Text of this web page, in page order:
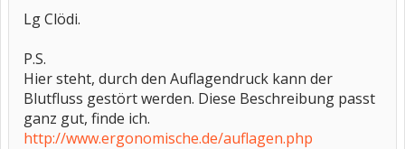
Lg Clödi.
P.S.
Hier steht, durch den Auflagendruck kann der
Blutfluss gestört werden. Diese Beschreibung passt
ganz gut, finde ich.
http://www.ergonomische.de/auflagen.php